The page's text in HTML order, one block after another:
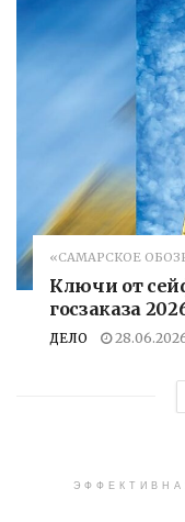
«САМАРСКОЕ
Ключи от
госзаказа
ДЕЛО